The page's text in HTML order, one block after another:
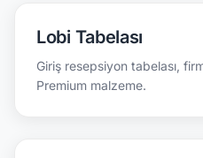
Lobi Tabelası
Giriş resepsiyon tabelası,
Premium malzeme.